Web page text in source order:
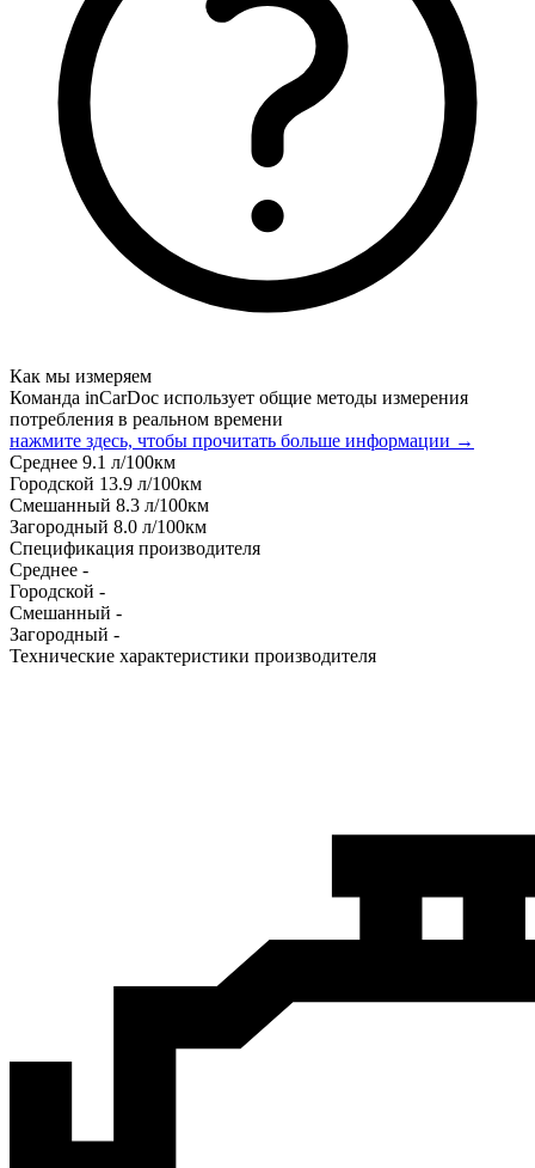
Как мы измеряем
Команда inCarDoc использует общие методы измерения
потребления в реальном времени
нажмите здесь, чтобы прочитать больше информации →
Среднее 9.1 л/100км
Городской 13.9 л/100км
Смешанный 8.3 л/100км
Загородный 8.0 л/100км
Спецификация производителя
Среднее -
Городской -
Смешанный -
Загородный -
Технические характеристики производителя